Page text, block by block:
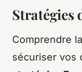
Stratégies
Comprendre la
sécuriser vos